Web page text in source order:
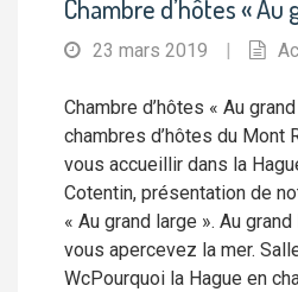
Chambre d’hôtes « Au
23 mars 2019 |
Chambre d’hôtes « Au
chambres d’hôtes du Mont
vous accueillir dans la
Cotentin, présentation de
« Au grand large ». Au
vous apercevez la mer.
WcPourquoi la Hague en